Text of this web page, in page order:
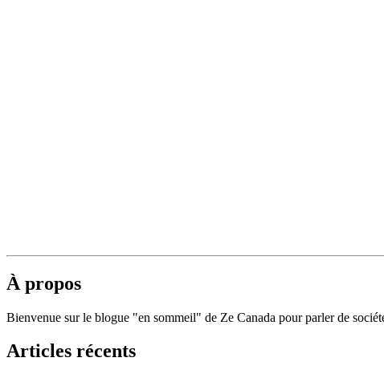
À propos
Bienvenue sur le blogue "en sommeil" de Ze Canada pour parler de
Articles récents